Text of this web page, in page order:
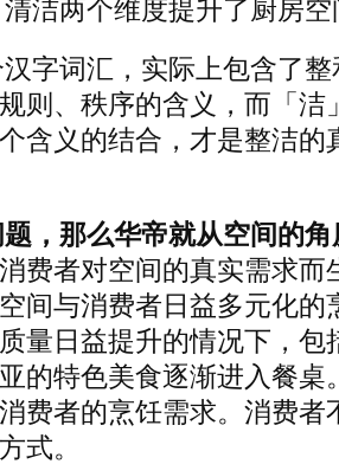
洁两个维度提升了厨房
字词汇，实际上包含了
规则、秩序的含义，而「
含义的结合，才是整洁的
，那么华帝就从空间的
费者对空间的真实需求而
间与消费者日益多元化的
量日益提升的情况下，包
的特色美食逐渐进入餐桌
费者的烹饪需求。消费者
式。